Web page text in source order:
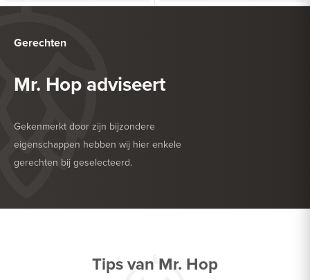
Gerechten
Mr. Hop adviseert
Gekenmerkt door zijn bijzondere
eigenschappen hebben wij hier enkele
gerechten bij geselecteerd.
HEERLIJK BIJ
Tips van Mr. Hop